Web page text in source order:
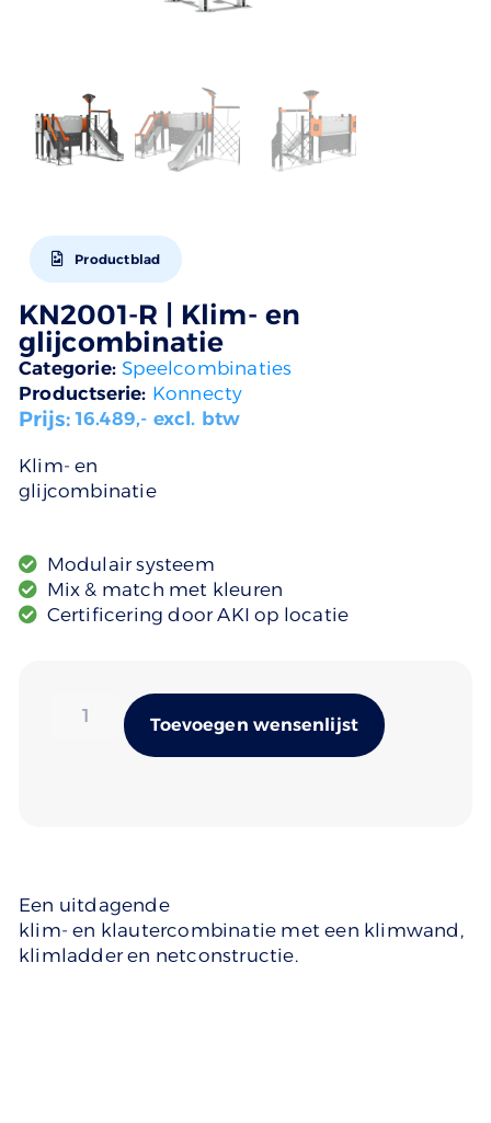
Productblad
KN2001-R | Klim- en
glijcombinatie
Categorie:Speelcombinaties
Productserie: Konnecty
Prijs:16.489,- excl. btw
Klim- en
glijcombinatie
Modulair systeem
Mix & match met kleuren
Certificering door AKI op locatie
Toevoegen wensenlijst
Een uitdagende
klim- en klautercombinatie met een klimwand,
klimladder en netconstructie.